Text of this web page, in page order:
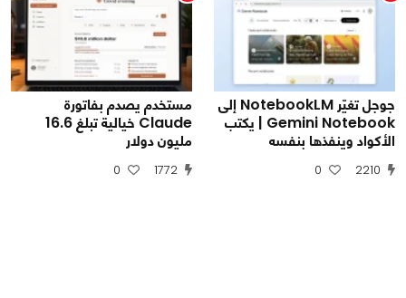
جوجل تغيّر NotebookLM إلى
Gemini Notebook | يكتب
الأكواد وينفذها بنفسه
2210
0
مستخدم يصدم بفاتورة
Claude خيالية تبلغ 16.6
مليون دولار
1772
0